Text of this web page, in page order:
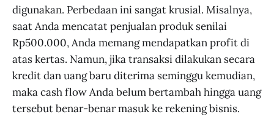
digunakan. Perbedaan ini sangat krusial. Misalnya,
saat Anda mencatat penjualan produk senilai
Rp500.000, Anda memang mendapatkan profit di
atas kertas. Namun, jika transaksi dilakukan secara
kredit dan uang baru diterima seminggu kemudian,
maka cash flow Anda belum bertambah hingga uang
tersebut benar-benar masuk ke rekening bisnis.